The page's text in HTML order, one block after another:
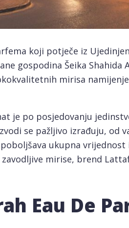
koji potječe iz
gospodina Šeika Shahida
mirisa
je po posjedovanju
se pažljivo izrađuju, od
ukupna
mirise, brend
Eau De